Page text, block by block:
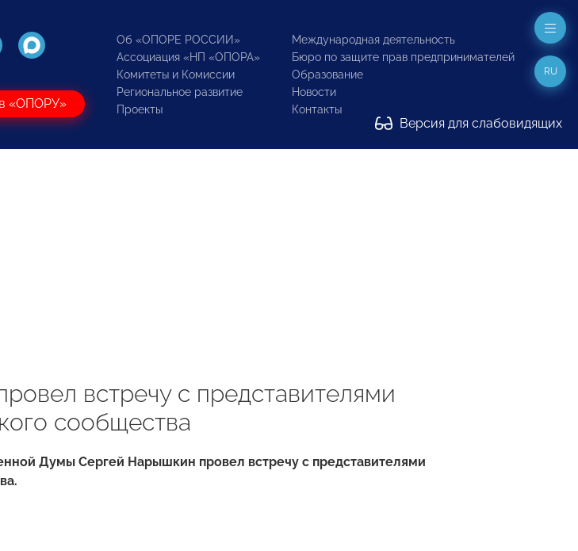
«ОПОРУ»
Об «ОПОРЕ РОССИИ»
Ассоциация «НП «ОПОРА»
Комитеты и Комиссии
Региональное развитие
Проекты
Международная деятельность
Бюро по защите прав предпринимателей
Образование
Новости
Контакты
Версия для слабовидящих
RU
встречу с представителями
сообщества
Думы Сергей Нарышкин провел встречу с представителями